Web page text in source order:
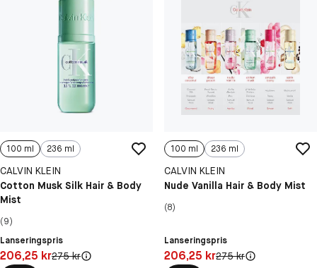
100 ml 236 ml
CALVIN KLEIN
Cotton Musk Silk Hair & Body
Mist
(9)
Lanseringspris
Pris: 206,25 kr
206,25 krOriginal pris:
275 kr
100 ml 236 ml
CALVIN KLEIN
Nude Vanilla Hair & Body Mist
(8)
Lanseringspris
Pris: 206,25 kr
206,25 krOriginal pris:
275 kr